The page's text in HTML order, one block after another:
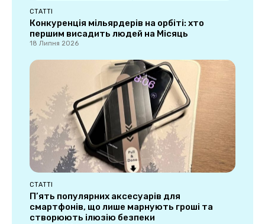
СТАТТІ
Конкуренція мільярдерів на орбіті: хто
першим висадить людей на Місяць
18 Липня 2026
СТАТТІ
П’ять популярних аксесуарів для
смартфонів, що лише марнують гроші та
створюють ілюзію безпеки